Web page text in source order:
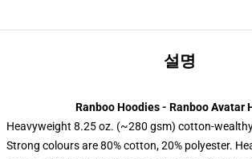
설명
Ranboo Hoodies - Ranboo Avatar
Heavyweight 8.25 oz. (~280 gsm) cotton-
Strong colours are 80% cotton, 20% polyester.